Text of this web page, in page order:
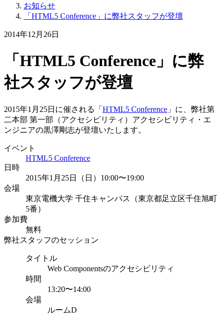
お知らせ
「HTML5 Conference」に弊社スタッフが登壇
2014年12月26日
「HTML5 Conference」に弊
社スタッフが登壇
2015年1月25日に催される「 HTML5 Conference 」に、弊社第
二本部 第一部（アクセシビリティ）アクセシビリティ・エ
ンジニアの黒澤剛志が登壇いたします。
イベント
HTML5 Conference
日時
2015年1月25日（日）10:00〜19:00
会場
東京電機大学 千住キャンパス（東京都足立区千住旭町
5番）
参加費
無料
弊社スタッフのセッション
タイトル
Web Componentsのアクセシビリティ
時間
13:20〜14:00
会場
ルームD